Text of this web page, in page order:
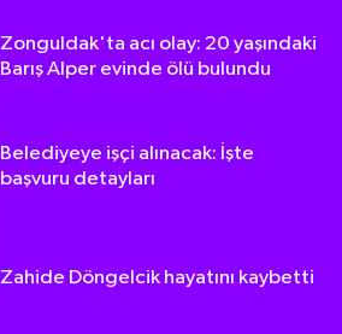
Zonguldak'ta acı olay: 20 yaşındaki
Barış Alper evinde ölü bulundu
Belediyeye işçi alınacak: İşte
başvuru detayları
Zahide Döngelcik hayatını kaybetti